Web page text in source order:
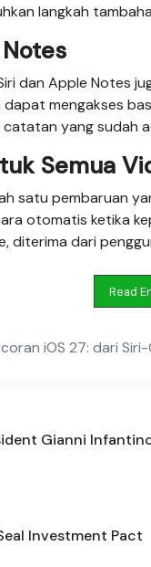
langkah
dan Apple Notes
mengakses
yang sudah
Semua
satu pembaruan
otomatis ketika
diterima dari
Read
iOS 27: dari
Gianni
Investment Pact